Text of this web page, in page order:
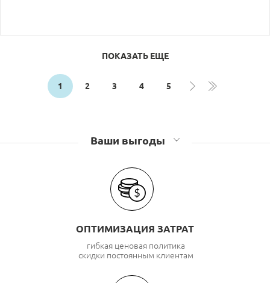
ПОКАЗАТЬ ЕЩЕ
1 2 3 4 5
Ваши выгоды
ОПТИМИЗАЦИЯ ЗАТРАТ
гибкая ценовая политика
скидки постоянным клиентам